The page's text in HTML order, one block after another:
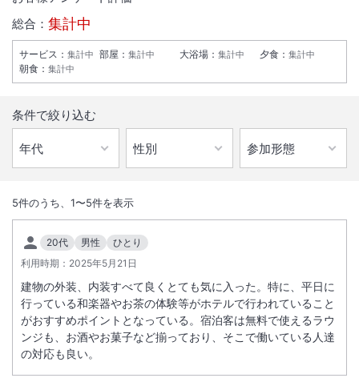
８６年前に建築された校舎、元清水小学校跡地の面影を残しつつ、教室
を改装した全４８室の客室、レストラン、ＧｕｅｓｔＬｏｕｎｇｅ等有
します。
総客室数48
INチェックイン
15:00/ OUT チェックアウト
12:00
総合： 集計中
サービス ： 集計中 部屋 ： 集計中 大浴場 ： 集計中 夕食 ： 集計中
朝食 ： 集計中
条件で絞り込む
5件のうち、 1〜5件を表示
20代 男性
ひとり
利用時期： 2025年5月21日
建物の外装、内装すべて良くとても気に入った。特に、平日に
行っている和楽器やお茶の体験等がホテルで行われていること
がおすすめポイントとなっている。宿泊客は無料で使えるラウ
ンジも、お酒やお菓子など揃っており、そこで働いている人達
の対応も良い。